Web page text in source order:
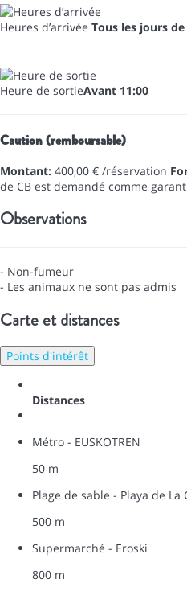
Heures d’arrivée Tous les jours de
Heure de sortieAvant 11:00
Caution (remboursable)
Montant: 400,00 € /réservation
de CB est demandé comme
Observations
- Non-fumeur
- Les animaux ne sont pas admis
Carte et distances
Points d'intérêt
Distances
Métro - EUSKOTREN
50 m
Plage de sable - Playa de La
500 m
Supermarché - Eroski
800 m